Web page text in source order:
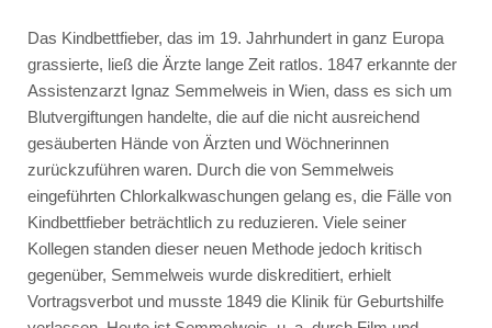
Das Kindbettfieber, das im 19. Jahrhundert in ganz Europa
grassierte, ließ die Ärzte lange Zeit ratlos. 1847 erkannte der
Assistenzarzt Ignaz Semmelweis in Wien, dass es sich um
Blutvergiftungen handelte, die auf die nicht ausreichend
gesäuberten Hände von Ärzten und Wöchnerinnen
zurückzuführen waren. Durch die von Semmelweis
eingeführten Chlorkalkwaschungen gelang es, die Fälle von
Kindbettfieber beträchtlich zu reduzieren. Viele seiner
Kollegen standen dieser neuen Methode jedoch kritisch
gegenüber, Semmelweis wurde diskreditiert, erhielt
Vortragsverbot und musste 1849 die Klinik für Geburtshilfe